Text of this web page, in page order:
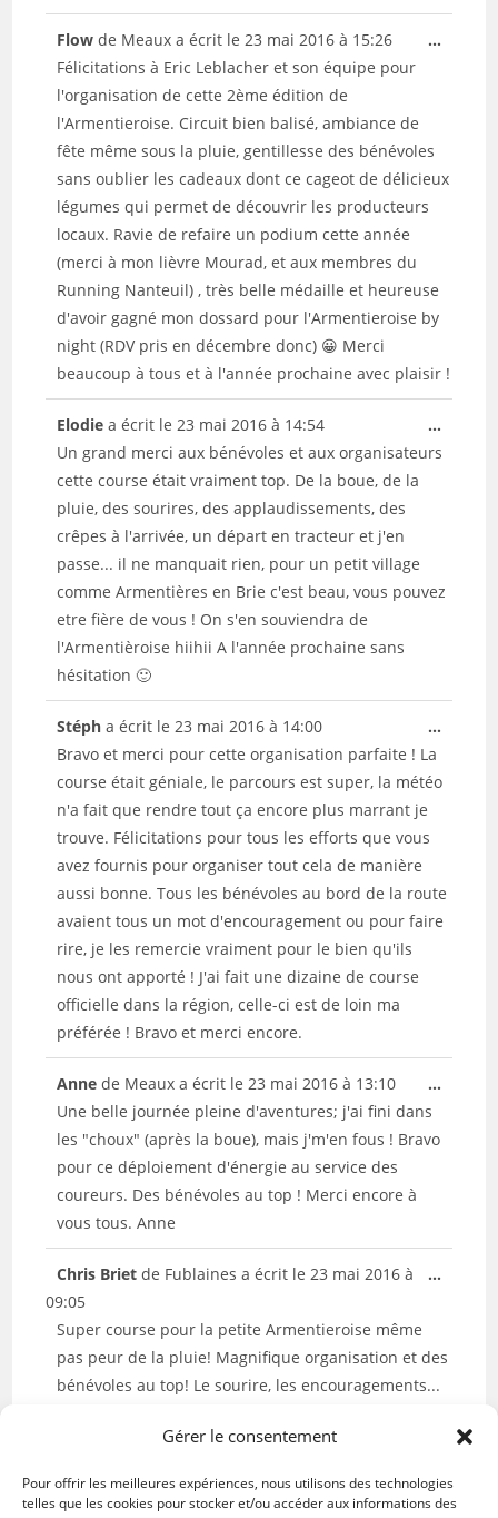
Gérer le consentement
Pour offrir les meilleures expériences, nous utilisons des technologies
telles que les cookies pour stocker et/ou accéder aux informations des
Flowde Meaux a écrit le 23 mai 2016 à 15:26
Félicitations à Eric Leblacher et son équipe pour
l'organisation de cette 2ème édition de
l'Armentieroise. Circuit bien balisé, ambiance de
fête même sous la pluie, gentillesse des bénévoles
sans oublier les cadeaux dont ce cageot de délicieux
légumes qui permet de découvrir les producteurs
locaux. Ravie de refaire un podium cette année
(merci à mon lièvre Mourad, et aux membres du
Running Nanteuil) , très belle médaille et heureuse
d'avoir gagné mon dossard pour l'Armentieroise by
night (RDV pris en décembre donc) 😀 Merci
beaucoup à tous et à l'année prochaine avec plaisir !
...Ouvrir/
Elodiea écrit le 23 mai 2016 à 14:54
Un grand merci aux bénévoles et aux organisateurs
cette course était vraiment top. De la boue, de la
pluie, des sourires, des applaudissements, des
crêpes à l'arrivée, un départ en tracteur et j'en
passe... il ne manquait rien, pour un petit village
comme Armentières en Brie c'est beau, vous pouvez
etre fière de vous ! On s'en souviendra de
l'Armentièroise hiihii A l'année prochaine sans
hésitation 🙂
...Ouvrir/
cette
Stépha écrit le 23 mai 2016 à 14:00
Bravo et merci pour cette organisation parfaite ! La
course était géniale, le parcours est super, la météo
n'a fait que rendre tout ça encore plus marrant je
trouve. Félicitations pour tous les efforts que vous
avez fournis pour organiser tout cela de manière
aussi bonne. Tous les bénévoles au bord de la route
avaient tous un mot d'encouragement ou pour faire
rire, je les remercie vraiment pour le bien qu'ils
nous ont apporté ! J'ai fait une dizaine de course
officielle dans la région, celle-ci est de loin ma
préférée ! Bravo et merci encore.
...Ouvrir/
boîte
Annede Meaux a écrit le 23 mai 2016 à 13:10
Une belle journée pleine d'aventures; j'ai fini dans
les "choux" (après la boue), mais j'm'en fous ! Bravo
pour ce déploiement d'énergie au service des
coureurs. Des bénévoles au top ! Merci encore à
vous tous. Anne
...Ouvrir/
boîte
Chris Brietde Fublaines a écrit le 23 mai 2016 à
09:05
Super course pour la petite Armentieroise même
pas peur de la pluie! Magnifique organisation et des
bénévoles au top! Le sourire, les encouragements...
beaucoup???????????? J'espère bien revenir l'an
bravo ????????????
...Ouvrir/
méta.